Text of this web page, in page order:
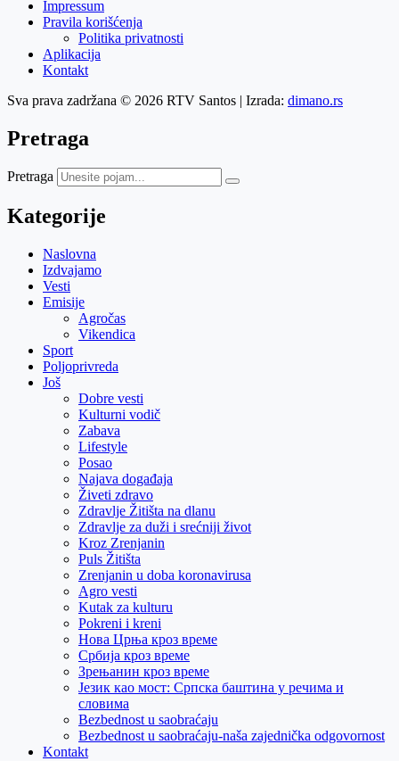
Impressum
Pravila korišćenja
Politika privatnosti
Aplikacija
Kontakt
Sva prava zadržana © 2026 RTV Santos | Izrada: dimano.rs
Pretraga
Pretraga
Kategorije
Naslovna
Izdvajamo
Vesti
Emisije
Agročas
Vikendica
Sport
Poljoprivreda
Još
Dobre vesti
Kulturni vodič
Zabava
Lifestyle
Posao
Najava događaja
Živeti zdravo
Zdravlje Žitišta na dlanu
Zdravlje za duži i srećniji život
Kroz Zrenjanin
Puls Žitišta
Zrenjanin u doba koronavirusa
Agro vesti
Kutak za kulturu
Pokreni i kreni
Нова Црња кроз време
Србија кроз време
Зрењанин кроз време
Језик као мост: Српска баштина у речима и
словима
Bezbednost u saobraćaju
Bezbednost u saobraćaju-naša zajednička odgovornost
Kontakt